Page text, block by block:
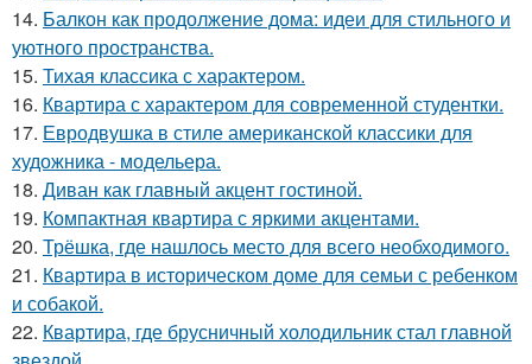
14. Балкон как продолжение дома: идеи для стильного и
уютного пространства.
15. Тихая классика с характером.
16. Квартира с характером для современной студентки.
17. Евродвушка в стиле американской классики для
художника - модельера.
18. Диван как главный акцент гостиной.
19. Компактная квартира с яркими акцентами.
20. Трёшка, где нашлось место для всего необходимого.
21. Квартира в историческом доме для семьи с ребенком
и собакой.
22. Квартира, где брусничный холодильник стал главной